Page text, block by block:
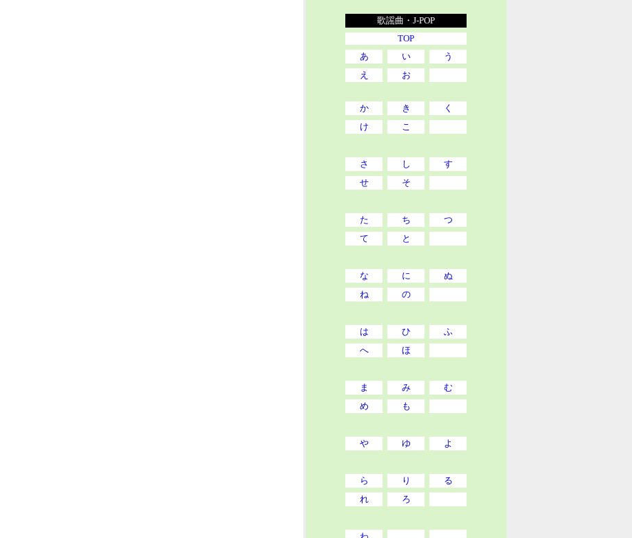
歌謡曲・J-POP
TOP
あ
い
う
え
お
か き
く
け
こ
さ し
す
せ
そ
た ち
つ
て
と
な に
ぬ
ね
の
は ひ
ふ
へ
ほ
ま み
む
め
も
や ゆ よ
ら り
る
れ
ろ